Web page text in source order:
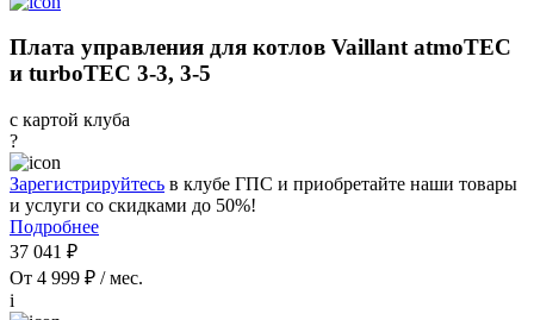
Плата управления для котлов Vaillant atmoTEC
и turboTEC 3-3, 3-5
с картой клуба
?
Зарегистрируйтесь в клубе ГПС и приобретайте наши товары
и услуги со скидками до 50%!
Подробнее
37 041 ₽
От 4 999 ₽ / мес.
i